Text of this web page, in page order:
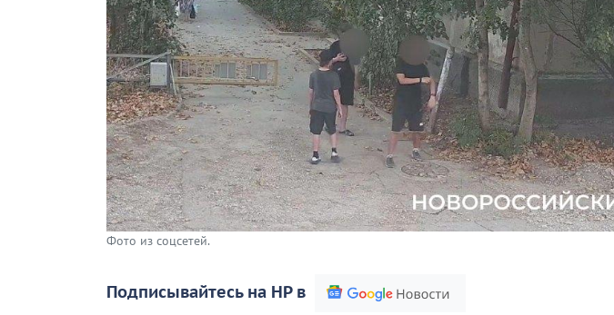
Фото из соцсетей.
Подписывайтесь на НР в